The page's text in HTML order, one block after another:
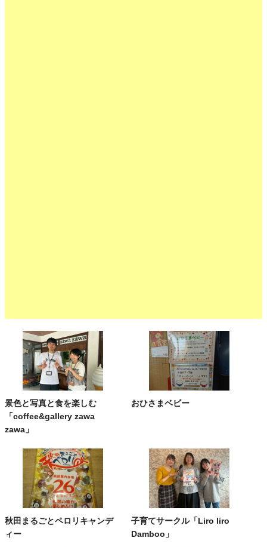
景色と写真と食を楽しむ
「coffee&gallery zawa
zawa」
おひさまベビー
秋田まるごとペロリキャンデ
ィー
子育てサークル「Liro liro
Damboo」